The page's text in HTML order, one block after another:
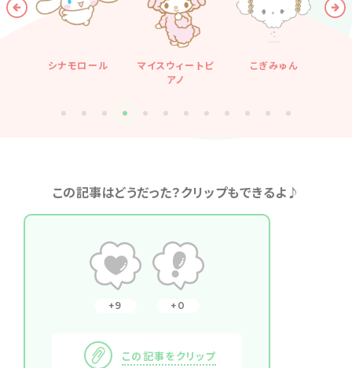
シナモロール
マイスウィートピ
アノ
こぎみゅん
この記事はどうだった？クリップもできるよ♪
9 0
この記事をクリップ